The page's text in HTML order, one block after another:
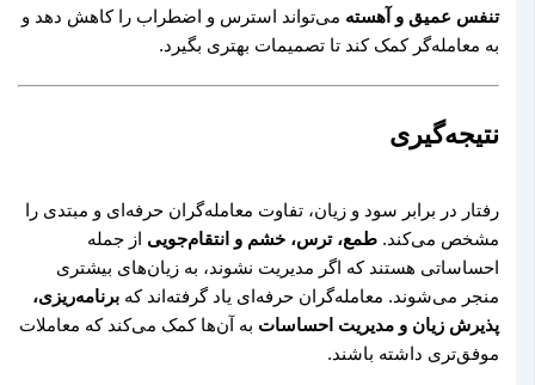
تنفس عمیق و آهستهمی‌تواند استرس و اضطراب را کاهش دهد و
به معامله‌گر کمک کند تا تصمیمات بهتری بگیرد.
نتیجه‌گیری
رفتار در برابر سود و زیان، تفاوت معامله‌گران حرفه‌ای و مبتدی را
مشخص می‌کند.طمع، ترس، خشم و انتقام‌جوییاز جمله
احساساتی هستند که اگر مدیریت نشوند، به زیان‌های بیشتری
منجر می‌شوند. معامله‌گران حرفه‌ای یاد گرفته‌اند کهبرنامه‌ریزی،
پذیرش زیان و مدیریت احساساتبه آن‌ها کمک می‌کند که معاملات
موفق‌تری داشته باشند.